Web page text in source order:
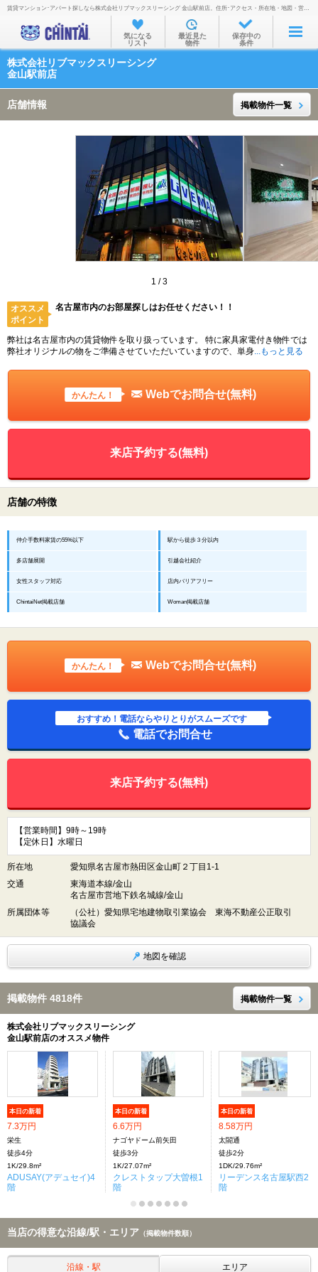
お部屋を探す
沿線・駅から
通勤通学時間から
物件特集から
不動産会社から
TOP
賃貸マンション･アパート探しなら株式会社リブマックスリーシング 金山駅前店。住所･アクセス・所在地・地図・営業時間・定休日・電話番号などを掲載。
気になる
リスト
最近見た
物件
保存中の
条件
株式会社リブマックスリーシング
金山駅前店
店舗情報 掲載物件一覧
1 /3
オススメ
ポイント
名古屋市内のお部屋探しはお任せください！！
弊社は名古屋市内の賃貸物件を取り扱っています。 特に家具家電付き物件では
弊社オリジナルの物をご準備させていただいていますので、単身 ...もっと見る
かんたん！ Webでお問合せ(無料)
来店予約する(無料)
店舗の特徴
仲介手数料家賃の55%以下 駅から徒歩３分以内
多店舗展開 引越会社紹介
女性スタッフ対応 店内バリアフリー
ChintaiNet掲載店舗 Woman掲載店舗
かんたん！ Webでお問合せ(無料)
おすすめ！電話ならやりとりがスムーズです
電話でお問合せ
来店予約する(無料)
【営業時間】9時～19時
【定休日】水曜日
所在地
愛知県名古屋市熱田区金山町２丁目1-1
交通
東海道本線/金山
名古屋市営地下鉄名城線/金山
所属団体等
（公社）愛知県宅地建物取引業協会 東海不動産公正取引
協議会
地図を確認
掲載物件 4818件 掲載物件一覧
株式会社リブマックスリーシング
金山駅前店のオススメ物件
本日の新着
7.3万円
栄生
徒歩4分
1K/29.8m²
ADUSAY(アデュセイ)4
階
本日の新着
6.6万円
ナゴヤドーム前矢田
徒歩3分
1K/27.07m²
クレストタップ大曽根1
階
本日の新着
8.58万円
太閤通
徒歩2分
1DK/29.76m²
リーデンス名古屋駅西2
階
当店の得意な沿線/駅・エリア （掲載物件数順）
沿線・駅 エリア